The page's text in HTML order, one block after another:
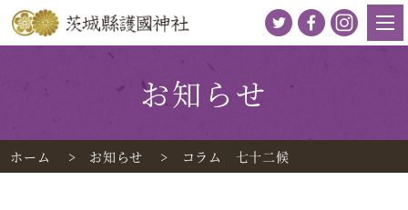
お知らせ
ホーム お知らせ コラム 七十二候